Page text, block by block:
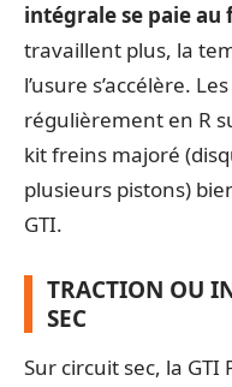
intégrale se paie au
travaillent plus, la
l’usure s’accélère.
régulièrement en R
kit freins majoré
plusieurs pistons)
GTI.
TRACTION OU
SEC
Sur circuit sec, la